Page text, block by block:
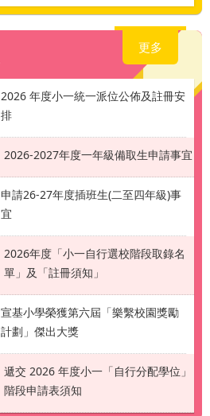
22/07/2026
小一適應課程
22/07/2026
乘風航
更多
2026 年度小一統一派位公佈及註冊安
排
2026-2027年度一年級備取生申請事宜
申請26-27年度插班生(二至四年級)事
宜
2026年度「小一自行選校階段取錄名
單」及「註冊須知」
宣基小學榮獲第六屆「樂繫校園獎勵
計劃」傑出大獎
遞交 2026 年度小一「自行分配學位」
階段申請表須知